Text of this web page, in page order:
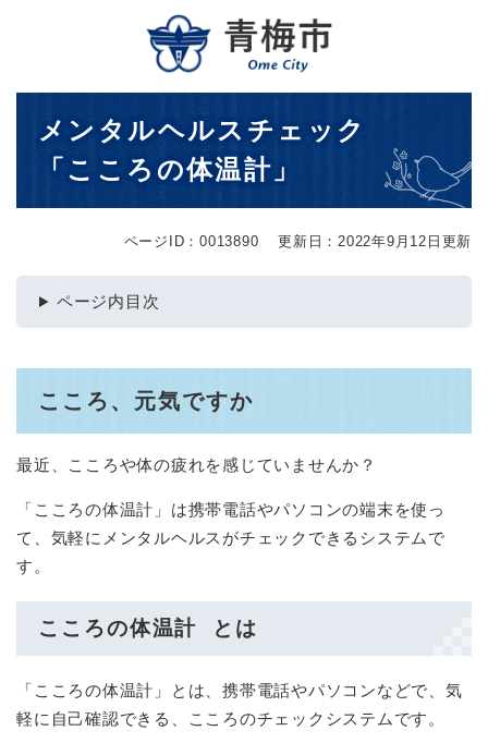
メニューを飛ばして本文へ
メンタルヘルスチェック
「こころの体温計」
ページID：0013890 更新日：2022年9月12日更新
ページ内目次
こころ、元気ですか
最近、こころや体の疲れを感じていませんか？
「こころの体温計」は携帯電話やパソコンの端末を使っ
て、気軽にメンタルヘルスがチェックできるシステムで
す。
こころの体温計 とは
「こころの体温計」とは、携帯電話やパソコンなどで、気
軽に自己確認できる、こころのチェックシステムです。